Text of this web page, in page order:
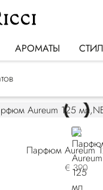
АРОМАТЫ
NEUTRAL
Парфюм Aureum
€ 390